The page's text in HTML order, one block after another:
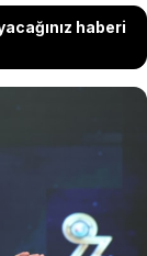
haberi
Erdoğan,
şebekesini
tehdit